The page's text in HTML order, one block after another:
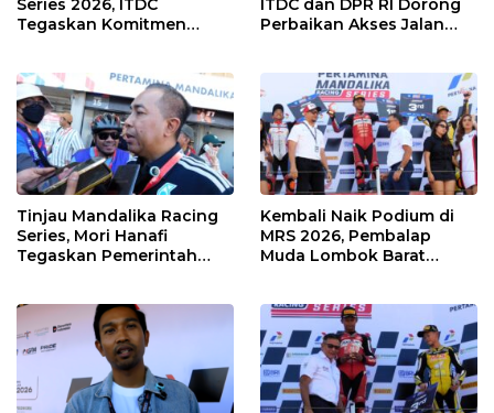
Series 2026, ITDC
Tegaskan Komitmen
Kawasan
ITDC dan DPR RI Dorong
Perbaikan Akses Jalan
Tinjau Mandalika Racing
Series, Mori Hanafi
Tegaskan Pemerintah
Kembali Naik Podium di
MRS 2026, Pembalap
Muda Lombok Barat